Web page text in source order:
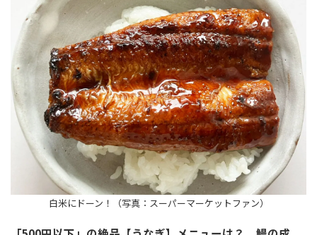
白米にドーン！（写真：スーパーマーケットファン）